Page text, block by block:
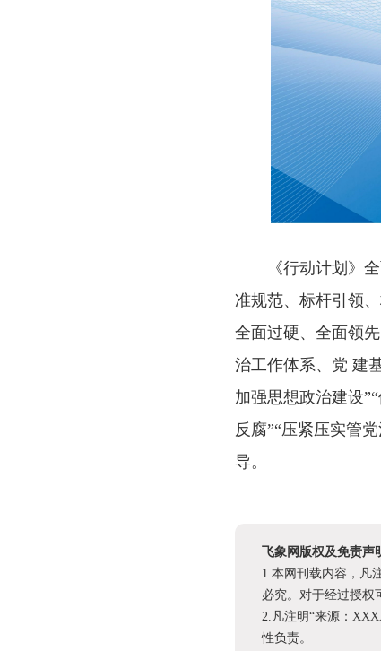
《行动计划》
准规范、标杆引领
全面过硬、全面领
治工作体系、党 建
加强思想政治建设
反腐”“压紧压实管
导。
飞象网版权及免责声
1.本网刊载内容，凡
必究。对于经过授权
2.凡注明“来源：
性负责。